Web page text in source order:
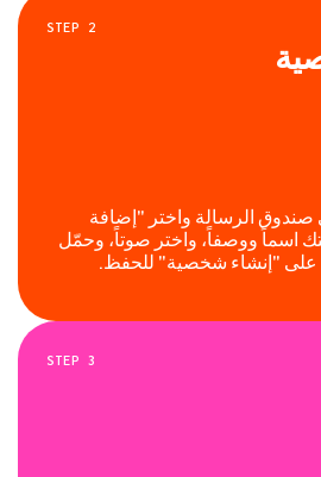
STEP 2
الرسالة واختر "إضافة
ووصفاً، واختر صوتاً، وحمّل
"إنشاء شخصية" للحفظ.
STEP 3